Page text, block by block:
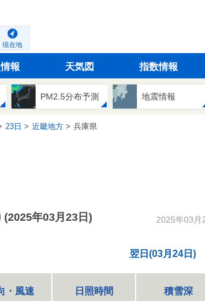
現在地
報 天気図 指数情報
PM2.5分布予測 地震情報
23日 近畿地方 兵庫県
(2025年03月23日) 2025年03月
翌日(03月24日)
・風速 日照時間 積雪深